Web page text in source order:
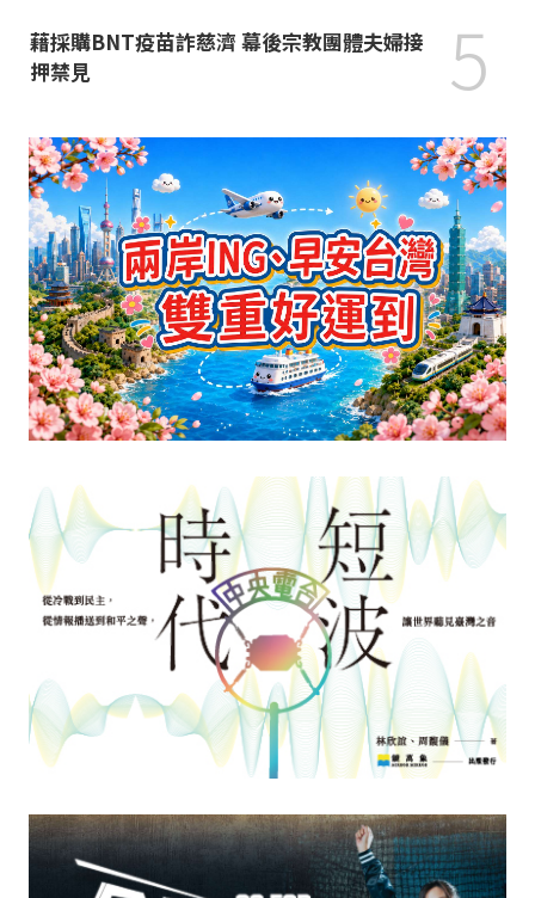
藉採購BNT疫苗詐慈濟 幕後宗教團體夫婦接
押禁見
5